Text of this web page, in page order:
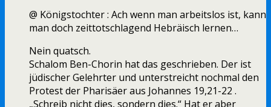
@ Königstochter : Ach wenn man arbeitslos ist, kann
man doch zeittotschlagend Hebräisch lernen…
Nein quatsch.
Schalom Ben-Chorin hat das geschrieben. Der ist
jüdischer Gelehrter und unterstreicht nochmal den
Protest der Pharisäer aus Johannes 19,21-22 .
„Schreib nicht dies, sondern dies.“ Hat er aber